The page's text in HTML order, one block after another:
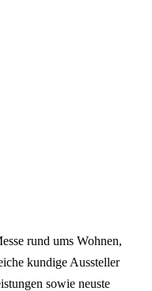
rund ums Wohnen,
kundige Aussteller
sowie neuste